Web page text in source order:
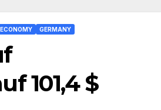
ECONOMY GERMANY
101,4 $